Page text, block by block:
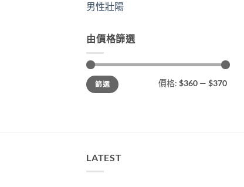
男性壯陽
由價格篩選
最
低
價
最
高
價
篩選 價格: $360 — $370
LATEST